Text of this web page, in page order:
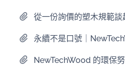
從一份詢價的塑木規範談
永續不是口號｜
NewTechWood 的環保